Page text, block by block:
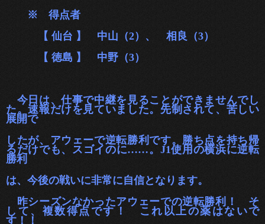
※ 得点者
【 仙台 】 中山（2）、 相良（3）
【 徳島 】 中野（3）
今日は、仕事で中継を見ることができませんでし
た。速報だけを見ていました。先制されて、苦しい
展開で
したが、アウェーで逆転勝利です。勝ち点を持ち帰
るだけでも、スゴイのに……。J1使用の横浜に逆転
勝利
は、今後の戦いに非常に自信となります。
昨シーズンなかったアウェーでの逆転勝利！ そ
して、複数得点です！ これ以上の薬はないで
す！！